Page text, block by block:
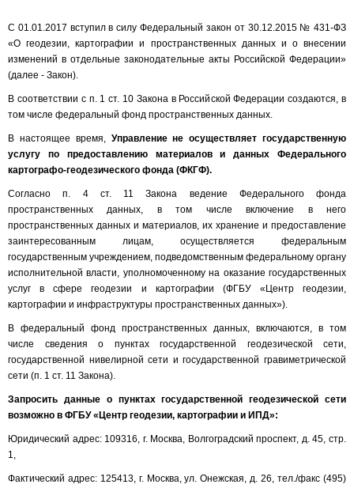
С 01.01.2017 вступил в силу Федеральный закон от 30.12.2015 № 431-ФЗ
«О геодезии, картографии и пространственных данных и о внесении
изменений в отдельные законодательные акты Российской Федерации»
(далее - Закон).
В соответствии с п. 1 ст. 10 Закона в Российской Федерации создаются, в
том числе федеральный фонд пространственных данных.
В настоящее время, Управление не осуществляет государственную
услугу по предоставлению материалов и данных Федерального
картографо-геодезического фонда (ФКГФ).
Согласно п. 4 ст. 11 Закона ведение Федерального фонда
пространственных данных, в том числе включение в него
пространственных данных и материалов, их хранение и предоставление
заинтересованным лицам, осуществляется федеральным
государственным учреждением, подведомственным федеральному органу
исполнительной власти, уполномоченному на оказание государственных
услуг в сфере геодезии и картографии (ФГБУ «Центр геодезии,
картографии и инфраструктуры пространственных данных»).
В федеральный фонд пространственных данных, включаются, в том
числе сведения о пунктах государственной геодезической сети,
государственной нивелирной сети и государственной гравиметрической
сети (п. 1 ст. 11 Закона).
Запросить данные о пунктах государственной геодезической сети
возможно в ФГБУ «Центр геодезии, картографии и ИПД»:
Юридический адрес: 109316, г. Москва, Волгоградский проспект, д. 45, стр.
1,
Фактический адрес: 125413, г. Москва, ул. Онежская, д. 26, тел./факс (495)